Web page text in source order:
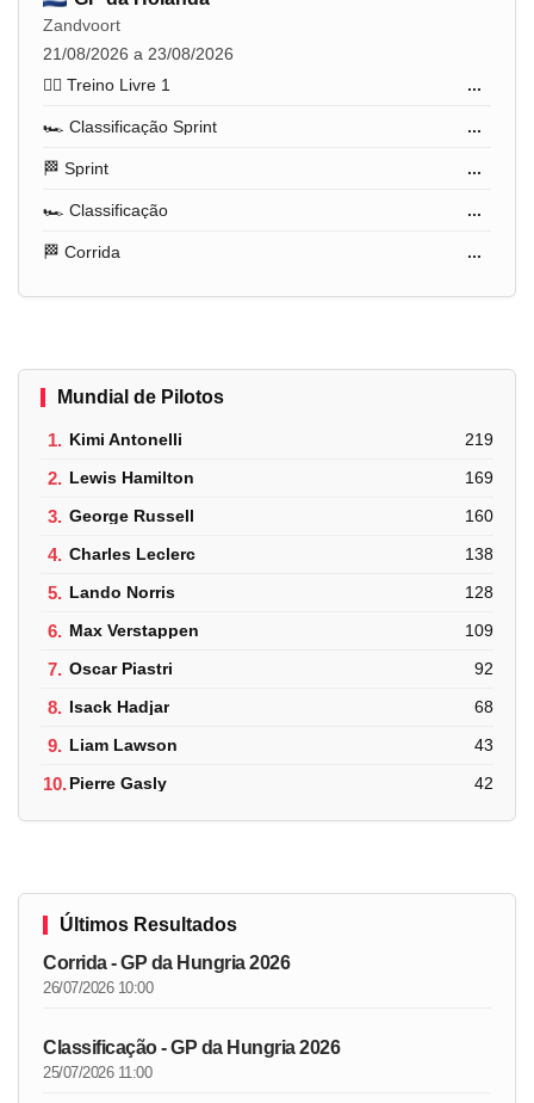
Zandvoort
21/08/2026 a 23/08/2026
🏋️‍♂️ Treino Livre 1
...
🏎️ Classificação Sprint ...
🏁 Sprint ...
🏎️ Classificação ...
🏁 Corrida ...
Mundial de Pilotos
1. Kimi Antonelli 219
2. Lewis Hamilton 169
3. George Russell 160
4. Charles Leclerc 138
5. Lando Norris 128
6. Max Verstappen 109
7. Oscar Piastri 92
8. Isack Hadjar 68
9. Liam Lawson 43
10.Pierre Gasly 42
Últimos Resultados
Corrida - GP da Hungria 2026
26/07/2026 10:00
Classificação - GP da Hungria 2026
25/07/2026 11:00